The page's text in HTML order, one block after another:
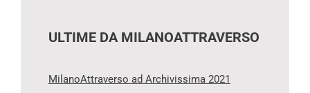
ULTIME DA MILANOATTRAVERSO
MilanoAttraverso ad Archivissima 2021